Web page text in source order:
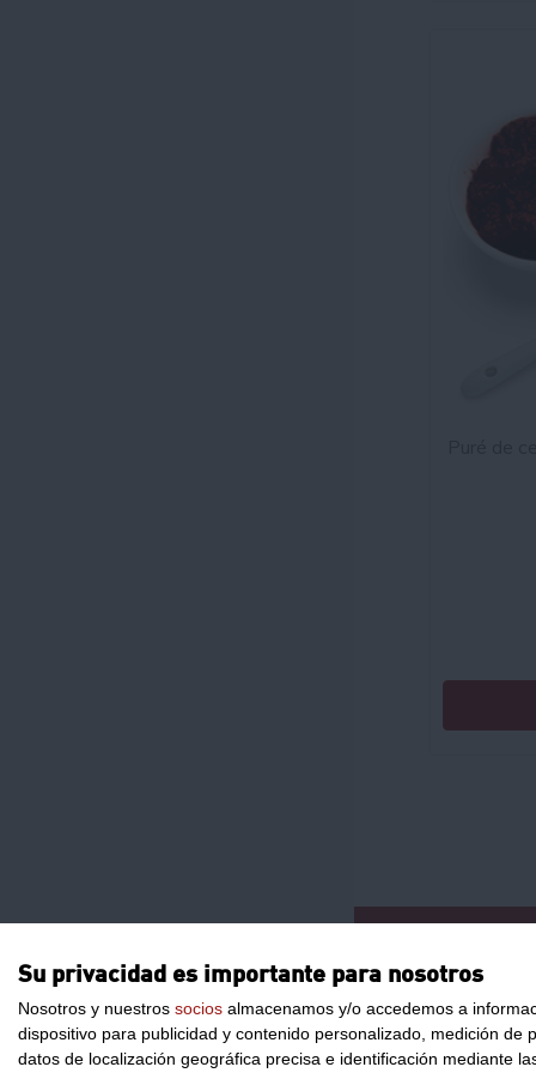
Su privacidad es importante para nosotros
Nosotros y nuestros socios almacenamos y/o accedemos a
dispositivo para publicidad y contenido personalizado, medición
datos de localización geográfica precisa e identificación mediante
CONTACTO